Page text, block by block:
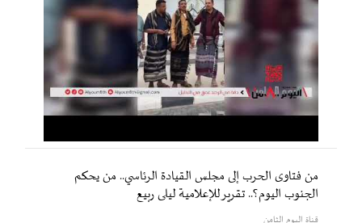
من فتاوى الحرب إلى مجلس القيادة الرئاسي.. من يحكم
الجنوب اليوم؟.. تقرير للإعلامية ليلى ربيع